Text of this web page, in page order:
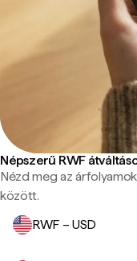
Népszerű RWF
Nézd meg az
között.
RWF – USD